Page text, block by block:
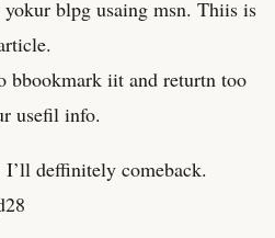
blpg usaing msn. Thiis is
bbookmark iit and returtn too
usefil info.
deffinitely comeback.